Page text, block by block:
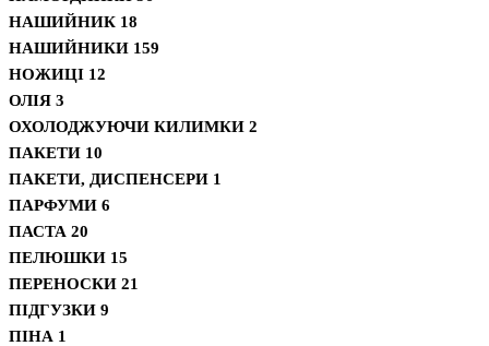
НАШИЙНИК 18
НАШИЙНИКИ 159
НОЖИЦІ 12
ОЛІЯ 3
ОХОЛОДЖУЮЧИ КИЛИМКИ 2
ПАКЕТИ 10
ПАКЕТИ, ДИСПЕНСЕРИ 1
ПАРФУМИ 6
ПАСТА 20
ПЕЛЮШКИ 15
ПЕРЕНОСКИ 21
ПІДГУЗКИ 9
ПІНА 1